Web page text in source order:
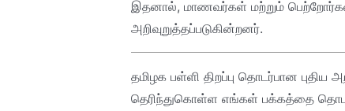
இதனால், மாணவர்கள் மற்றும் பெற்றோர்கள்
அறிவுறுத்தப்படுகின்றனர்.
தமிழக பள்ளி திறப்பு தொடர்பான
தெரிந்துகொள்ள எங்கள் பக்கத்தை